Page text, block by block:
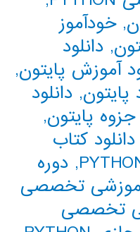
,خودآموز
, دانلود
آموزش پایتون,
پایتون, دانلود
جزوه پایتون,
دانلود کتاب
, دوره
تخصصی
تخصصی